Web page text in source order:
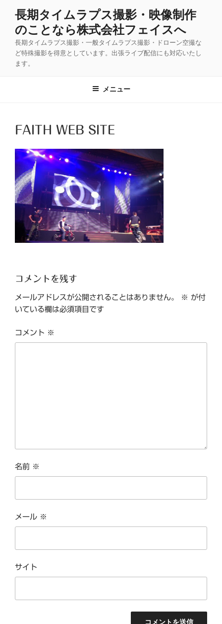
長期タイムラプス撮影・映像制作
のことなら株式会社フェイスへ
長期タイムラプス撮影・一般タイムラプス撮影・ドローン空撮な
ど特殊撮影を得意としています。出張ライブ配信にも対応いたし
ます。
メニュー
FAITH WEB SITE
コメントを残す
メールアドレスが公開されることはありません。 ※ が付
いている欄は必須項目です
コメント ※
名前 ※
メール ※
サイト